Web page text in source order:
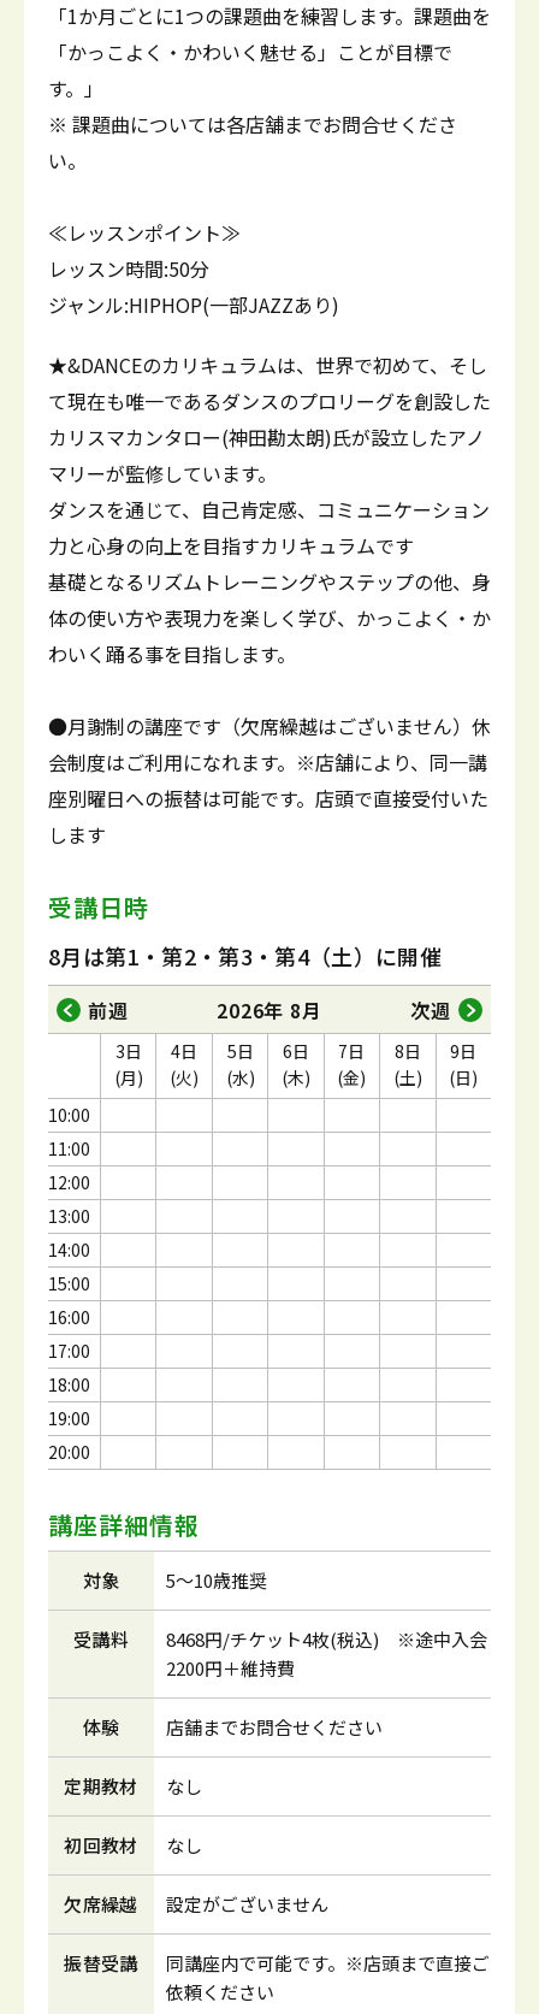
「1か月ごとに1つの課題曲を練習します。課題曲を
「かっこよく・かわいく魅せる」ことが目標で
す。」
※ 課題曲については各店舗までお問合せくださ
い。
≪レッスンポイント≫
レッスン時間:50分
ジャンル:HIPHOP(一部JAZZあり)
★&DANCEのカリキュラムは、世界で初めて、そし
て現在も唯一であるダンスのプロリーグを創設した
カリスマカンタロー(神田勘太朗)氏が設立したアノ
マリーが監修しています。
ダンスを通じて、自己肯定感、コミュニケーション
力と心身の向上を目指すカリキュラムです
基礎となるリズムトレーニングやステップの他、身
体の使い方や表現力を楽しく学び、かっこよく・か
わいく踊る事を目指します。
●月謝制の講座です（欠席繰越はございません）休
会制度はご利用になれます。※店舗により、同一講
座別曜日への振替は可能です。店頭で直接受付いた
します
受講日時
8月は第1・第2・第3・第4（土）に開催
前週 2026年 8月 次週
10:00
11:00
12:00
13:00
14:00
15:00
16:00
17:00
18:00
19:00
20:00
3日
(月)
4日
(火)
5日
(水)
6日
(木)
7日
(金)
8日
(土)
9日
(日)
講座詳細情報
対象 5～10歳推奨
受講料
8468円/チケット4枚(税込) ※途中入会
2200円＋維持費
体験 店舗までお問合せください
定期教材 なし
初回教材 なし
欠席繰越 設定がございません
振替受講
同講座内で可能です。※店頭まで直接ご
依頼ください